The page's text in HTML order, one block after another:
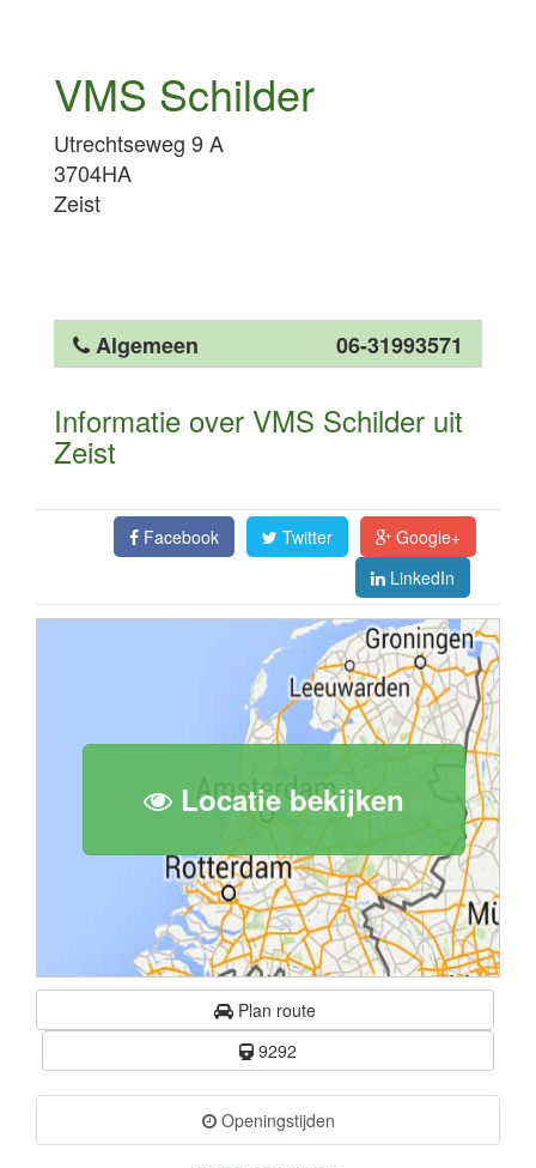
VMS Schilder
Utrechtseweg 9 A
3704HA
Zeist
Algemeen 06-31993571
Informatie over VMS Schilder uit
Zeist
Facebook Twitter
Google+
LinkedIn
Locatie bekijken
Plan route
9292
Openingstijden